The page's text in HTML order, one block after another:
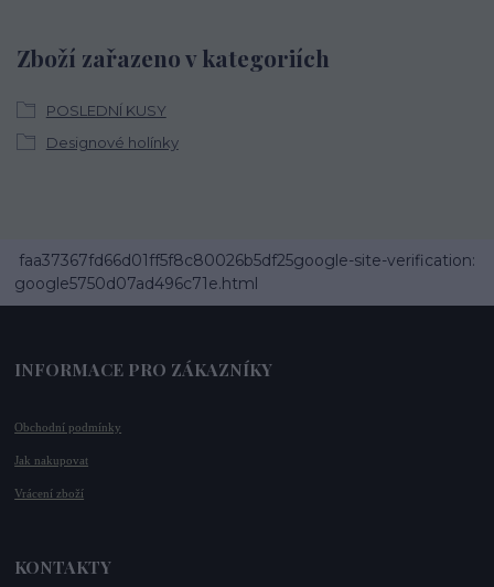
Zboží zařazeno v kategoriích
POSLEDNÍ KUSY
Designové holínky
faa37367fd66d01ff5f8c80026b5df25google-site-verification:
google5750d07ad496c71e.html
INFORMACE PRO ZÁKAZNÍKY
Obchodní podmínky
Jak nakupovat
Vrácení zboží
KONTAKTY